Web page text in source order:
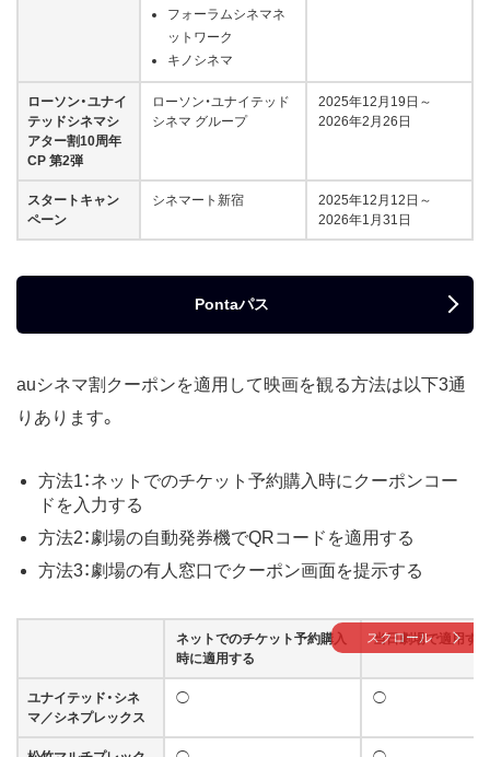
フォーラムシネマネ
ットワーク
キノシネマ
ローソン・ユナイ
テッドシネマシ
アター割10周年
CP 第2弾
ローソン・ユナイテッド
シネマ グループ
2025年12月19日～
2026年2月26日
スタートキャン
ペーン
シネマート新宿
2025年12月12日～
2026年1月31日
Pontaパス
auシネマ割クーポンを適用して映画を観る方法は以下3通
りあります。
方法1：ネットでのチケット予約購入時にクーポンコー
ドを入力する
方法2：劇場の自動発券機でQRコードを適用する
方法3：劇場の有人窓口でクーポン画面を提示する
ネットでのチケット予約購入
時に適用する
当日劇場で適用する
ユナイテッド・シネ
マ／シネプレックス
◯ ◯
スクロール